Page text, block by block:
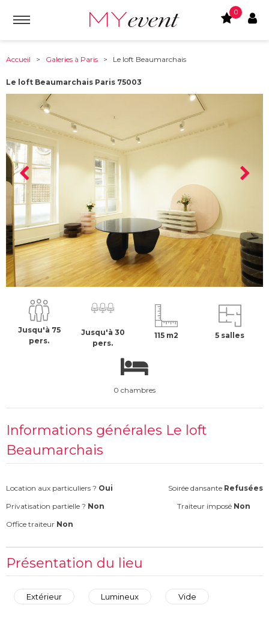
0
Accueil > Galeries à Paris > Le loft Beaumarchais
Le loft Beaumarchais Paris 75003
75003 Paris À partir de :
1000 €H.T
Jusqu'à 75
pers.
Jusqu'à 30
pers.
115 m2 5 salles
0 chambres
Informations générales Le loft
Beaumarchais
Location aux particuliers ? Oui Soirée dansante Refusées
Privatisation partielle ? Non Traiteur imposé Non
Office traiteur Non
Présentation du lieu
Extérieur Lumineux Vide